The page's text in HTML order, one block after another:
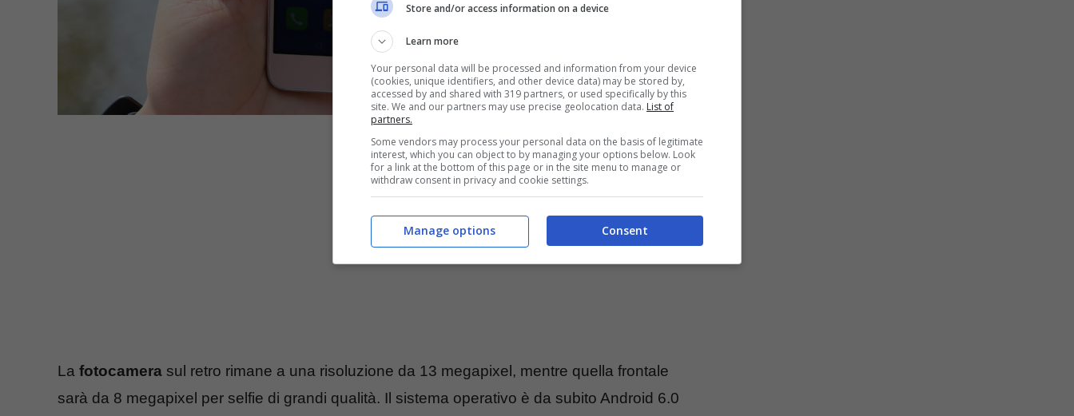
La fotocamera sul retro rimane a una risoluzione da 13 megapixel, mentre quella frontale
sarà da 8 megapixel per selfie di grandi qualità. Il sistema operativo è da subito Android 6.0
Store and/or access information on a device
Learn more
Your personal data will be processed and information from your device
(cookies, unique identifiers, and other device data) may be stored by,
accessed by and shared with 319 partners, or used specifically by this
site. We and our partners may use precise geolocation data. List of
partners.
Some vendors may process your personal data on the basis of legitimate
interest, which you can object to by managing your options below. Look
for a link at the bottom of this page or in the site menu to manage or
withdraw consent in privacy and cookie settings.
Consent
Manage options